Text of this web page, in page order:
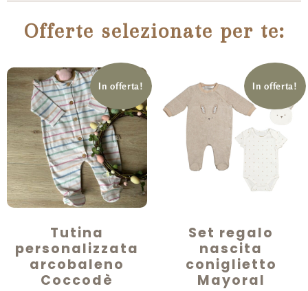
Offerte selezionate per te:
In offerta!
Tutina
personalizzata
arcobaleno
Coccodè
In offerta!
Set regalo
nascita
coniglietto
Mayoral